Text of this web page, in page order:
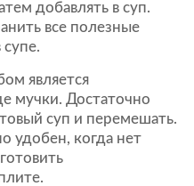
добавлять в суп.
все полезные
супе.
является
мучки. Достаточно
суп и перемешать.
удобен, когда нет